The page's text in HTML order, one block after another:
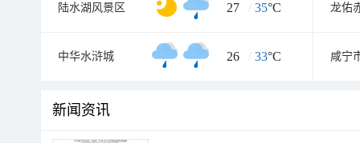
陆水湖风景区 27 / 35°C
中华水浒城 26 / 33°C
新闻资讯